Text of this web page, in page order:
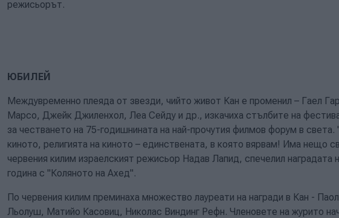
режисьорът.
ЮБИЛЕЙ
Междувременно плеяда от звезди, чийто живот Кан е променил – Гаел
Марсо, Джейк Джиленхол, Леа Сейду и др., изкачиха стълбите на
за честването на 75-годишнината на най-прочутия филмов форум в света.
киното, религията на киното – единствената, в която вярвам! Има нещо
червения килим израелският режисьор Надав Лапид, спечелил наградата
година с "Коляното на Ахед".
По червения килим преминаха множество лауреати на награди в Кан -
Льолуш, Матийо Касовиц, Николас Виндинг Рефн. Членовете на журито